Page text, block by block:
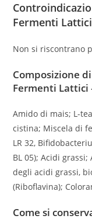
Fermenti Lattici
Non si riscontrano
Composizione
Fermenti Lattici
Amido di mais; L-
cistina; Miscela di
LR 32,
BL 05); Acidi
degli acidi grassi,
(Riboflavina);
Come si